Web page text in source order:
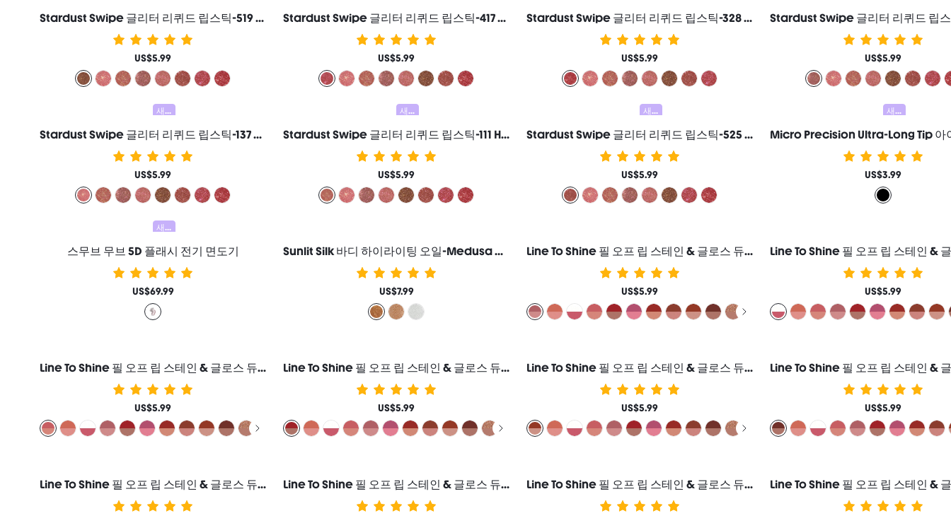
Stardust Swipe 글리터 리퀴드 립스틱-519 Mocha Meteor 립글로스 즉각적인 글리터 광채 지속력 매트 마무리 묻어남 방지 번짐 방지 여성과 소녀를 위한 브랜드 뷰티 코스메틱 메이크업
US$5.99
Stardust Swipe 글리터 리퀴드 립스틱-417 Twinkle Rush 립글로스 즉각적인 글리터 광채 지속력 매트 마무리 묻어남 방지 번짐 방지 여성과 소녀를 위한 브랜드 뷰티 코스메틱 메이크업
US$5.99
Stardust Swipe 글리터 리퀴드 립스틱-328 Red Giant 립글로스 즉각적인 글리터 광채 지속력 매트 마무리 묻어남 방지 번짐 방지 여성과 소녀를 위한 브랜드 뷰티 코스메틱 메이크업
US$5.99 US$5.99
새로움
Stardust Swipe 글리터 리퀴드 립스틱-137 Cosmic Pink 립글로스 즉각적인 글리터 광채 지속력 매트 마무리 묻어남 방지 번짐 방지 여성과 소녀를 위한 브랜드 뷰티 코스메틱 메이크업
US$5.99
새로움
Stardust Swipe 글리터 리퀴드 립스틱-111 High Key 립글로스 즉각적인 글리터 광채 지속력 매트 마무리 묻어남 방지 번짐 방지 여성과 소녀를 위한 브랜드 뷰티 코스메틱 메이크업
US$5.99
새로움
Stardust Swipe 글리터 리퀴드 립스틱-525 Orbital Glow 립글로스 즉각적인 글리터 광채 지속력 매트 마무리 묻어남 방지 번짐 방지 여성과 소녀를 위한 브랜드 뷰티 코스메틱 메이크업
US$5.99
새로움
US$3.99
새로움
스무브 무브 5D 플래시 전기 면도기
US$69.99
Sunlit Silk 바디 하이라이팅 오일-Medusa 바디 글리터 로션 하이라이터 메이크업 여성과 소녀를 위한 브랜드 뷰티 코스메틱 메이크업
US$7.99
Line To Shine 필 오프 립 스테인 & 글로스 듀오-114 Pink Macaron 2-In-1 지속력 콤보 리퀴드 립스틱 립 라이너 여성과 소녀를 위한 브랜드 뷰티 코스메틱 메이크업
US$5.99 US$5.99
Line To Shine 필 오프 립 스테인 & 글로스 듀오-113 Rose Latte 2-In-1 지속력 콤보 리퀴드 립스틱 립 라이너 여성과 소녀를 위한 브랜드 뷰티 코스메틱 메이크업
US$5.99
Line To Shine 필 오프 립 스테인 & 글로스 듀오-310 Cherry Cola 2-In-1 지속력 콤보 리퀴드 립스틱 립 라이너 여성과 소녀를 위한 브랜드 뷰티 코스메틱 메이크업
US$5.99
Line To Shine 필 오프 립 스테인 & 글로스 듀오-512 Mocha Cream 2-In-1 지속력 콤보 리퀴드 립스틱 립 라이너 여성과 소녀를 위한 브랜드 뷰티 코스메틱 메이크업
US$5.99 US$5.99
Line To Shine 필 오프 립 스테인 & 글로스 듀오-311 Berry Milkshake 2-In-1 지속력 콤보 리퀴드 립스틱 립 라이너 여성과 소녀를 위한 브랜드 뷰티 코스메틱 메이크업 Line To Shine 필 오프 립 스테인 & 글로스 듀오-013 Peach Mousse 2-In-1 지속력 콤보 리퀴드 립스틱 립 라이너 여성과 소녀를 위한 브랜드 뷰티 코스메틱 메이크업 Line To Shine 필 오프 립 스테인 & 글로스 듀오-510 Papaya Glaze 2-In-1 지속력 콤보 리퀴드 립스틱 립 라이너 여성과 소녀를 위한 브랜드 뷰티 코스메틱 메이크업